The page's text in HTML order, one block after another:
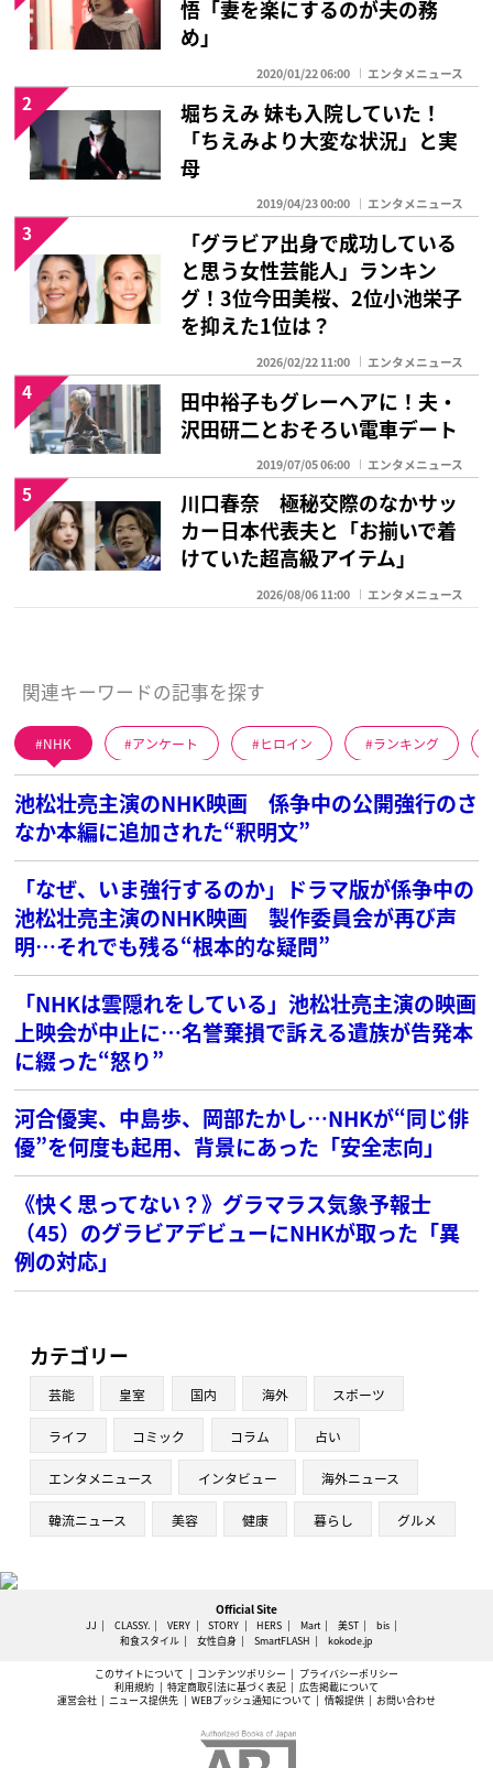
悟「妻を楽にするのが夫の務
め」
2020/01/22 06:00 エンタメニュース
堀ちえみ 妹も入院していた！
「ちえみより大変な状況」と実
母
2019/04/23 00:00 エンタメニュース
2
「グラビア出身で成功している
と思う女性芸能人」ランキン
グ！3位今田美桜、2位小池栄子
を抑えた1位は？
2026/02/22 11:00 エンタメニュース
3
田中裕子もグレーヘアに！夫・
沢田研二とおそろい電車デート
2019/07/05 06:00 エンタメニュース
4
川口春奈 極秘交際のなかサッ
カー日本代表夫と「お揃いで着
けていた超高級アイテム」
2026/08/06 11:00 エンタメニュース
5
関連キーワードの記事を探す
NHK アンケート ヒロイン ランキング
池松壮亮主演のNHK映画 係争中の公開強行のさ
なか本編に追加された“釈明文”
「なぜ、いま強行するのか」ドラマ版が係争中の
池松壮亮主演のNHK映画 製作委員会が再び声
明…それでも残る“根本的な疑問”
「NHKは雲隠れをしている」池松壮亮主演の映画
上映会が中止に…名誉棄損で訴える遺族が告発本
に綴った“怒り”
河合優実、中島歩、岡部たかし…NHKが“同じ俳
優”を何度も起用、背景にあった「安全志向」
《快く思ってない？》グラマラス気象予報士
（45）のグラビアデビューにNHKが取った「異
例の対応」
カテゴリー
芸能 皇室 国内 海外 スポーツ
ライフ コミック コラム 占い
エンタメニュース インタビュー 海外ニュース
韓流ニュース 美容 健康 暮らし グルメ
Official Site
JJ CLASSY. VERY STORY HERS Mart 美ST
bis
和食スタイル
女性自身 SmartFLASH kokode.jp
このサイトについて コンテンツポリシー
プライバシーポリシー
利用規約
特定商取引法に基づく表記
広告掲載について
運営会社
ニュース提供先 WEBプッシュ通知について 情報提供 お問い合わせ